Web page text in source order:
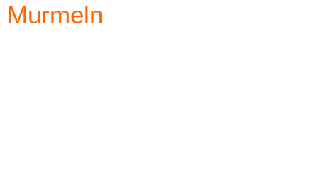
Murmeln